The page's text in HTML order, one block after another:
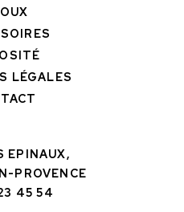
LÉGALES
EPINAUX,
PROVENCE
45 54